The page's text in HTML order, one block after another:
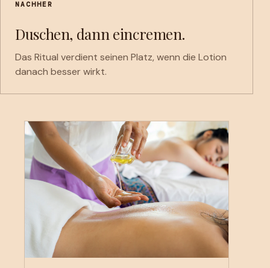
NACHHER
Duschen, dann eincremen.
Das Ritual verdient seinen Platz, wenn die Lotion
danach besser wirkt.